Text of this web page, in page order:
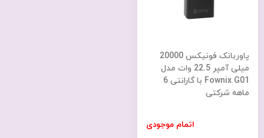
پاوربانک فونیکس 20000
میلی آمپر 22.5 وات مدل
Fownix G01 با گارانتی 6
ماهه شرکتی
اتمام موجودی